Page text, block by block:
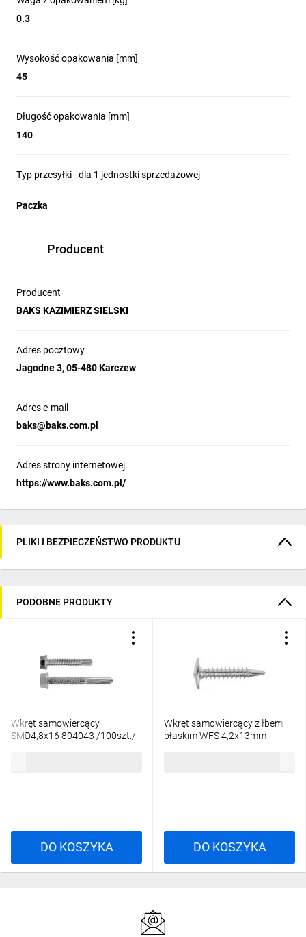
0.3
Wysokość opakowania [mm]
45
Długość opakowania [mm]
140
Typ przesyłki - dla 1 jednostki sprzedażowej
Paczka
Producent
Producent
BAKS KAZIMIERZ SIELSKI
Adres pocztowy
Jagodne 3, 05-480 Karczew
Adres e-mail
baks@baks.com.pl
Adres strony internetowej
https://www.baks.com.pl/
PLIKI I BEZPIECZEŃSTWO PRODUKTU
PODOBNE PRODUKTY
Wkręt samowiercący
SMD4,8x16 804043 /100szt./
DO KOSZYKA
Wkręt samowiercący z łbem
płaskim WFS 4,2x13mm
DO KOSZYKA